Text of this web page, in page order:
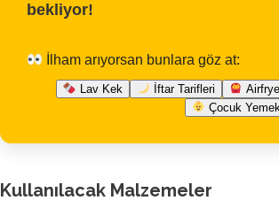
bekliyor!
İlham arıyorsan bunlara göz at:
Lav Kek İftar Tarifleri
Çocuk
Kullanılacak Malzemeler